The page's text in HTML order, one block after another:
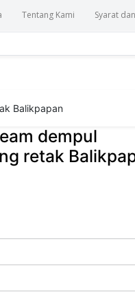
Tentang Kami Syarat
Balikpapan
dempul
retak